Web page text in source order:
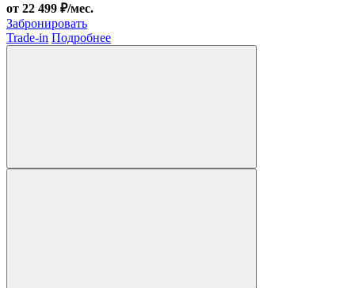
от 22 499 ₽/мес.
Забронировать
Trade-in Подробнее